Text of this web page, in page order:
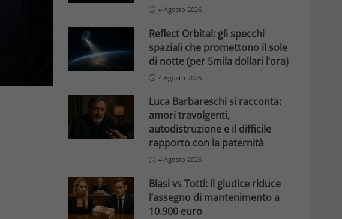
4 Agosto 2026
Reflect Orbital: gli specchi
spaziali che promettono il sole
di notte (per 5mila dollari l’ora)
4 Agosto 2026
Luca Barbareschi si racconta:
amori travolgenti,
autodistruzione e il difficile
rapporto con la paternità
4 Agosto 2026
Blasi vs Totti: il giudice riduce
l’assegno di mantenimento a
10.900 euro